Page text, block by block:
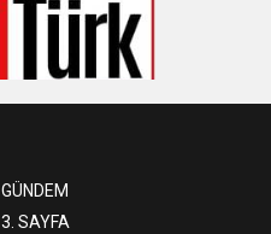
GÜNDEM
3. SAYFA